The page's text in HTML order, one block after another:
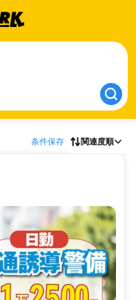
条件保存 関連度順